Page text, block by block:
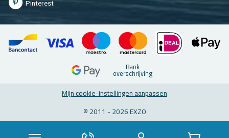
Pin­te­rest
Bank
over­schrij­ving
Mijn coo­kie-in­stel­lin­gen aan­pas­sen
© 2011 - 2026 EXZO